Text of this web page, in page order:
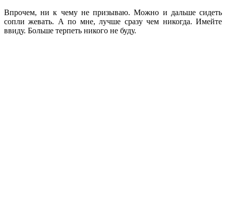
Впрочем, ни к чему не призываю. Можно и дальше сидеть
сопли жевать. А по мне, лучше сразу чем никогда. Имейте
ввиду. Больше терпеть никого не буду.